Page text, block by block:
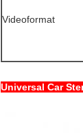
Videoformat
Universal Car